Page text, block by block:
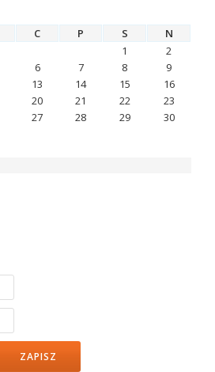
C P S
N
1
2
6 7 8
9
13 14 15
16
20 21 22
23
27 28 29
30
ZAPISZ